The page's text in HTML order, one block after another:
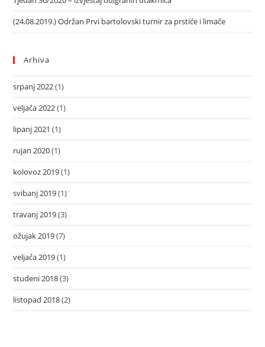
(24.08.2019.) Održan Prvi bartolovski turnir za prstiće i limače
Arhiva
srpanj 2022(1)
veljača 2022(1)
lipanj 2021 (1)
rujan 2020(1)
kolovoz 2019(1)
svibanj 2019(1)
travanj 2019(3)
ožujak 2019(7)
veljača 2019(1)
studeni 2018(3)
listopad 2018(2)